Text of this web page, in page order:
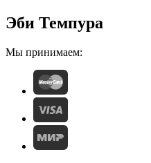
Эби Темпура
Мы принимаем: